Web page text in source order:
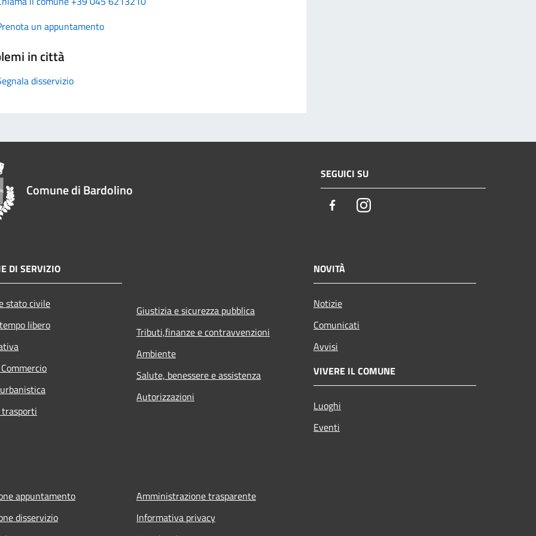
un appuntamento
in città
disservizio
Comune di Bardolino
SEGUICI SU
FacebookInstagram
DI SERVIZIO
stato civile
libero
Giustizia e sicurezza pubblica
Tributi,finanze e contravvenzioni
Ambiente
Salute, benessere e assistenza
Autorizzazioni
NOVITÀ
Notizie
Comunicati
Avvisi
VIVERE IL COMUNE
Luoghi
Eventi
appuntamento
disservizio
Amministrazione trasparente
Informativa privacy